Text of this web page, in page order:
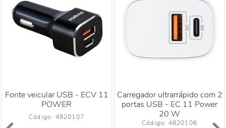
Fonte veicular USB - ECV 11
POWER
Código: 4820107
Carregador ultrarrápido com 2
portas USB - EC 11 Power
20 W
Código: 4820106